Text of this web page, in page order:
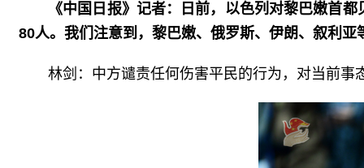
《中国日报》记者：日前，以色列对黎巴嫩首
80人。我们注意到，黎巴嫩、俄罗斯、伊朗、叙利
林剑：中方谴责任何伤害平民的行为，对当前